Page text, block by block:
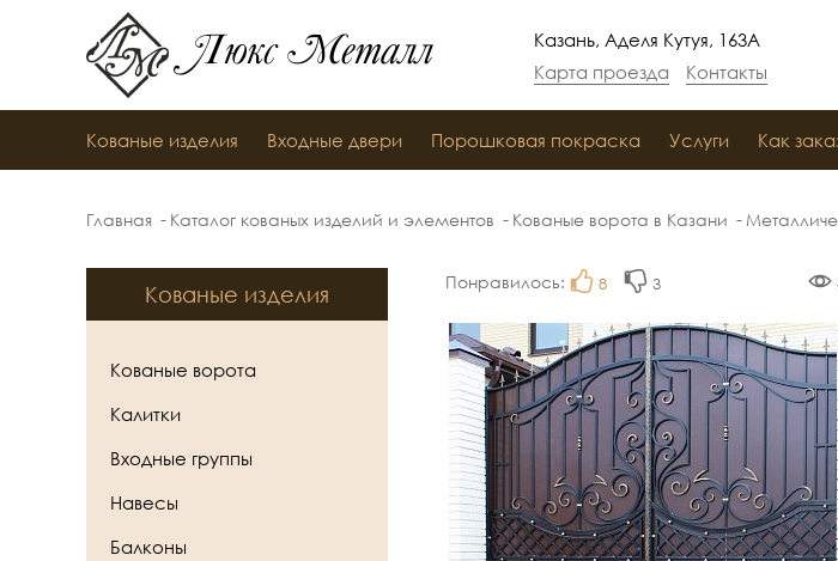
Люкс Металл
Казань, Аделя Кутуя, 163А
Карта проезда
Контакты
Кованые изделия Входные двери Порошковая покраска Услуги Как
Главная Каталог кованых изделий и элементов Кованые ворота в Казани
Понравилось: 8 3
Кованые изделия
Кованые ворота
Калитки
Входные группы
Навесы
Балконы